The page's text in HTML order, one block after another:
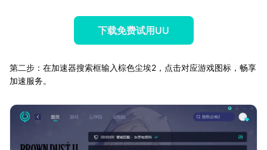
下载免费试用UU
第二步：在加速器搜索框输入棕色尘埃2，点击对应游戏图标，畅享
加速服务。